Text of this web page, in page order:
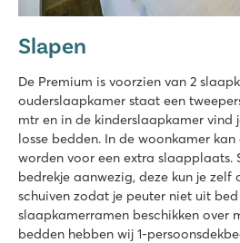
Slapen
De Premium is voorzien van 2
ouderslaapkamer staat een
mtr en in de kinderslaapkamer vind
losse bedden. In de woonkamer
worden voor een extra slaapplaats.
bedrekje aanwezig, deze kun je zelf
schuiven zodat je peuter niet uit
slaapkamerramen beschikken over
bedden hebben wij 1-